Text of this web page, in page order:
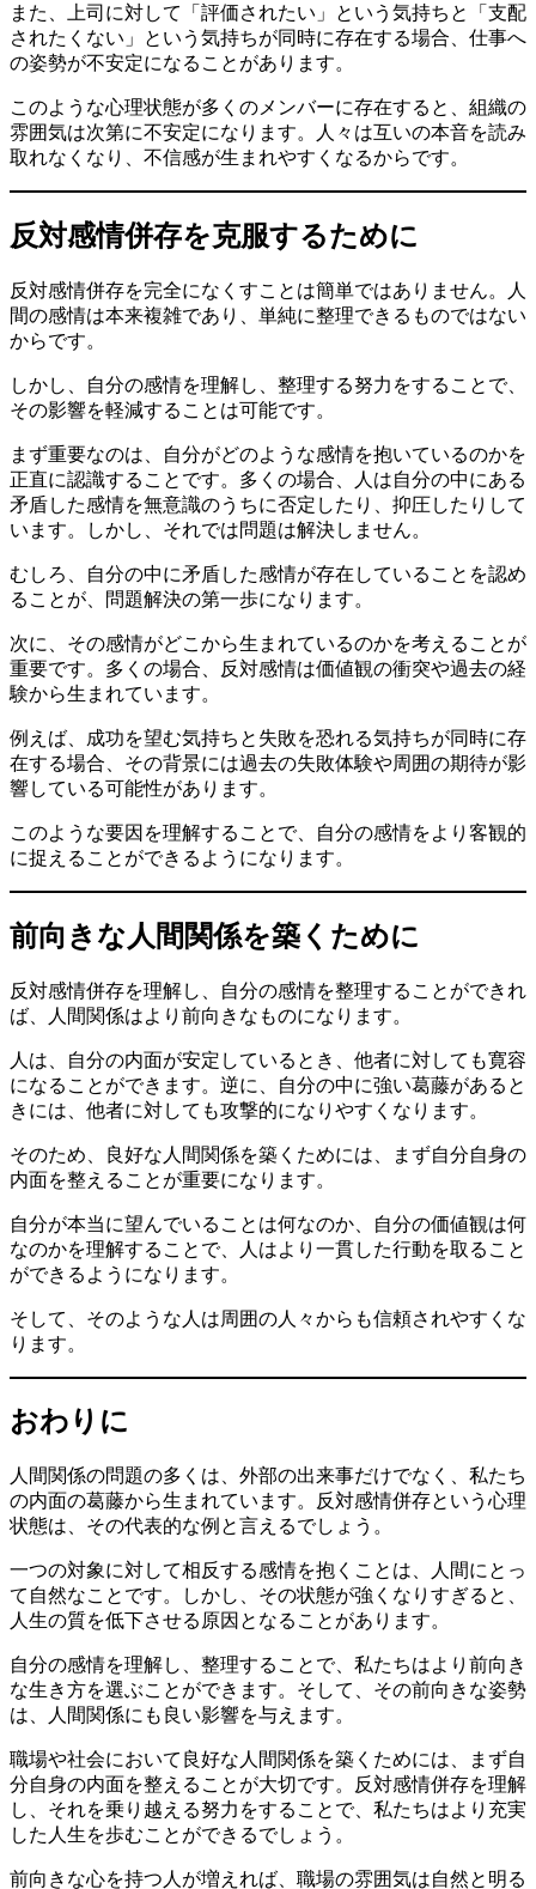
また、上司に対して「評価されたい」という気持ちと「支配
されたくない」という気持ちが同時に存在する場合、仕事へ
の姿勢が不安定になることがあります。
このような心理状態が多くのメンバーに存在すると、組織の
雰囲気は次第に不安定になります。人々は互いの本音を読み
取れなくなり、不信感が生まれやすくなるからです。
反対感情併存を克服するために
反対感情併存を完全になくすことは簡単ではありません。人
間の感情は本来複雑であり、単純に整理できるものではない
からです。
しかし、自分の感情を理解し、整理する努力をすることで、
その影響を軽減することは可能です。
まず重要なのは、自分がどのような感情を抱いているのかを
正直に認識することです。多くの場合、人は自分の中にある
矛盾した感情を無意識のうちに否定したり、抑圧したりして
います。しかし、それでは問題は解決しません。
むしろ、自分の中に矛盾した感情が存在していることを認め
ることが、問題解決の第一歩になります。
次に、その感情がどこから生まれているのかを考えることが
重要です。多くの場合、反対感情は価値観の衝突や過去の経
験から生まれています。
例えば、成功を望む気持ちと失敗を恐れる気持ちが同時に存
在する場合、その背景には過去の失敗体験や周囲の期待が影
響している可能性があります。
このような要因を理解することで、自分の感情をより客観的
に捉えることができるようになります。
前向きな人間関係を築くために
反対感情併存を理解し、自分の感情を整理することができれ
ば、人間関係はより前向きなものになります。
人は、自分の内面が安定しているとき、他者に対しても寛容
になることができます。逆に、自分の中に強い葛藤があると
きには、他者に対しても攻撃的になりやすくなります。
そのため、良好な人間関係を築くためには、まず自分自身の
内面を整えることが重要になります。
自分が本当に望んでいることは何なのか、自分の価値観は何
なのかを理解することで、人はより一貫した行動を取ること
ができるようになります。
そして、そのような人は周囲の人々からも信頼されやすくな
ります。
おわりに
人間関係の問題の多くは、外部の出来事だけでなく、私たち
の内面の葛藤から生まれています。反対感情併存という心理
状態は、その代表的な例と言えるでしょう。
一つの対象に対して相反する感情を抱くことは、人間にとっ
て自然なことです。しかし、その状態が強くなりすぎると、
人生の質を低下させる原因となることがあります。
自分の感情を理解し、整理することで、私たちはより前向き
な生き方を選ぶことができます。そして、その前向きな姿勢
は、人間関係にも良い影響を与えます。
職場や社会において良好な人間関係を築くためには、まず自
分自身の内面を整えることが大切です。反対感情併存を理解
し、それを乗り越える努力をすることで、私たちはより充実
した人生を歩むことができるでしょう。
前向きな心を持つ人が増えれば、職場の雰囲気は自然と明る